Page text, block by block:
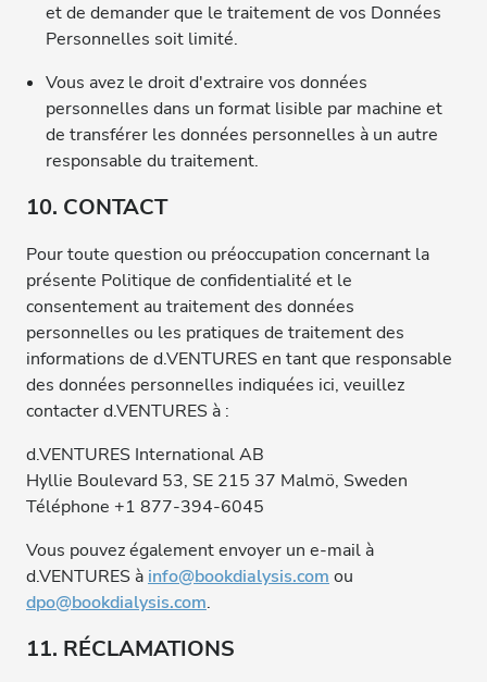
et de demander que le traitement de vos Données
Personnelles soit limité.
Vous avez le droit d'extraire vos données
personnelles dans un format lisible par machine et
de transférer les données personnelles à un autre
responsable du traitement.
10. CONTACT
Pour toute question ou préoccupation concernant la
présente Politique de confidentialité et le
consentement au traitement des données
personnelles ou les pratiques de traitement des
informations de d.VENTURES en tant que responsable
des données personnelles indiquées ici, veuillez
contacter d.VENTURES à :
d.VENTURES International AB
Hyllie Boulevard 53, SE 215 37 Malmö, Sweden
Téléphone +1 877-394-6045
Vous pouvez également envoyer un e-mail à
d.VENTURES à info@bookdialysis.com ou
dpo@bookdialysis.com.
11. RÉCLAMATIONS